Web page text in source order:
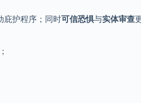
庇护程序；同时可信恐惧与实体审查